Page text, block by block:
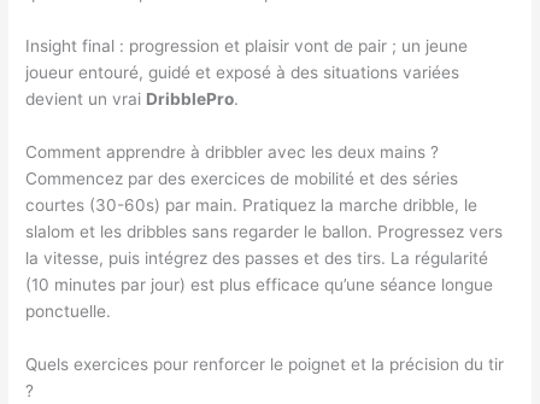
Insight final : progression et plaisir vont de pair ; un jeune
joueur entouré, guidé et exposé à des situations variées
devient un vrai DribblePro.
Comment apprendre à dribbler avec les deux mains ?
Commencez par des exercices de mobilité et des séries
courtes (30-60s) par main. Pratiquez la marche dribble, le
slalom et les dribbles sans regarder le ballon. Progressez vers
la vitesse, puis intégrez des passes et des tirs. La régularité
(10 minutes par jour) est plus efficace qu’une séance longue
ponctuelle.
Quels exercices pour renforcer le poignet et la précision du tir
?